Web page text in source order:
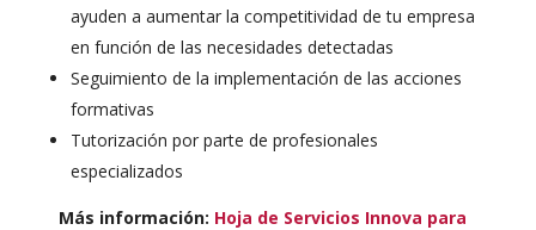
ayuden a aumentar la competitividad de tu empresa
en función de las necesidades detectadas
Seguimiento de la implementación de las acciones
formativas
Tutorización por parte de profesionales
especializados
Más información: Hoja de Servicios Innova para